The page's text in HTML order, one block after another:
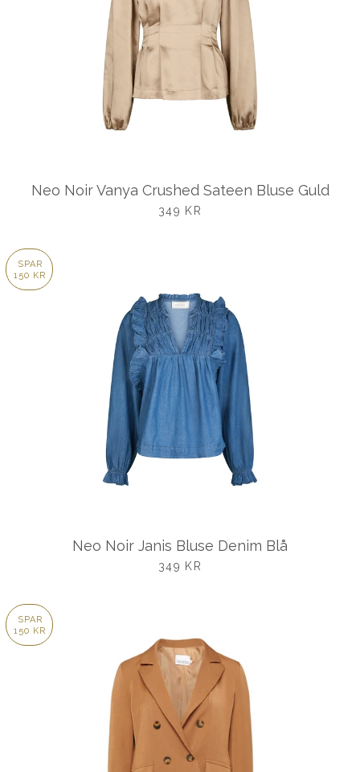
Neo Noir Vanya Crushed Sateen Bluse Guld
UDSALGSPRIS
349 KR
SPAR
150 KR
Neo Noir Janis Bluse Denim Blå
UDSALGSPRIS
349 KR
SPAR
150 KR